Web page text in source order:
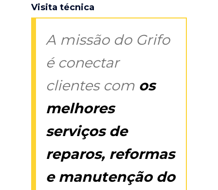
Visita técnica
A missão do Grifo
é conectar
clientes com os
melhores
serviços de
reparos, reformas
e manutenção do